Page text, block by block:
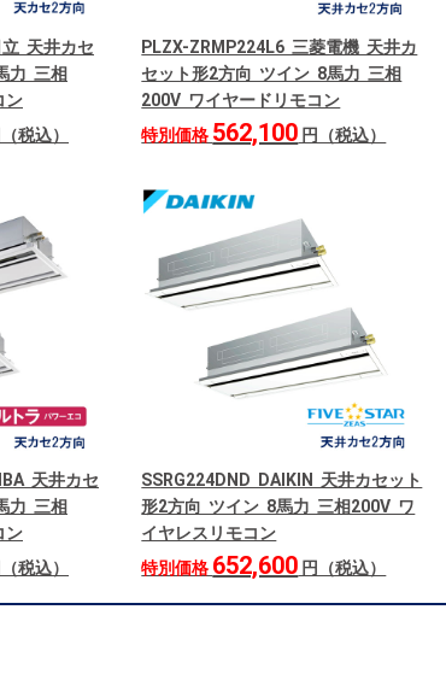
天井カセ
力 三相
ン
税込）
PLZX-ZRMP224L6 三菱電機 天井カ
セット形2方向 ツイン 8馬力 三相
200V ワイヤードリモコン
特別価格 562,100 円（税込）
天井カセ
力 三相
ン
税込）
SSRG224DND DAIKIN 天井カセット
形2方向 ツイン 8馬力 三相200V ワ
イヤレスリモコン
特別価格 652,600 円（税込）